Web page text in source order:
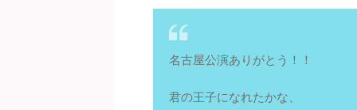
名古屋公演ありがとう！！
君の王子になれたかな、